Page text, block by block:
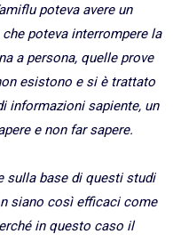
poteva avere un
poteva interrompere la
a persona, quelle prove
esistono e si è trattato
informazioni sapiente, un
e non far sapere.
sulla base di questi studi
siano così efficaci come
in questo caso il